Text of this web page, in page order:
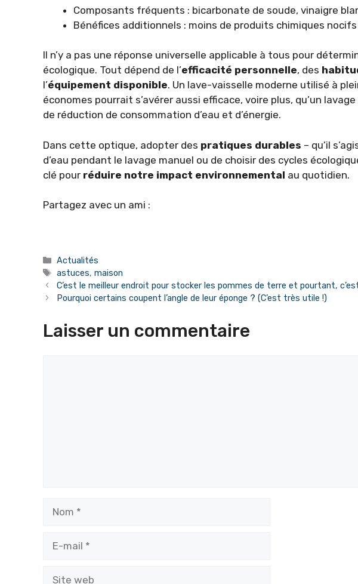
Composants fréquents : bicarbonate de soude, vinaigre
Bénéfices additionnels : moins de produits chimiques
Il n’y a pas une réponse universelle applicable à tous pour
écologique. Tout dépend de l’efficacité personnelle, des
l’équipement disponible. Un lave-vaisselle moderne utilisé à
économes pourrait s’avérer aussi efficace, voire plus, qu’un
de réduction de consommation d’eau et d’énergie.
Dans cette optique, adopter des pratiques durables – qu’il
d’eau pendant le lavage manuel ou de choisir des cycles
clé pour réduire notre impact environnemental au quotidien.
Partagez avec un ami :
Catégories
Actualités
Étiquettes
astuces,maison
C’est le meilleur endroit pour stocker les pommes de terre et pourtant,
Pourquoi certains coupent l’angle de leur éponge ? (C’est très utile !)
Laisser un commentaire
mail